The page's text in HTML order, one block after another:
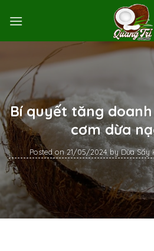
Bí quyết tăng
cơm dừa
Posted on21/05/2024byDừa Sấy